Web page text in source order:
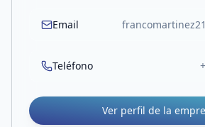
Email
Teléfono
Ver perfil de la